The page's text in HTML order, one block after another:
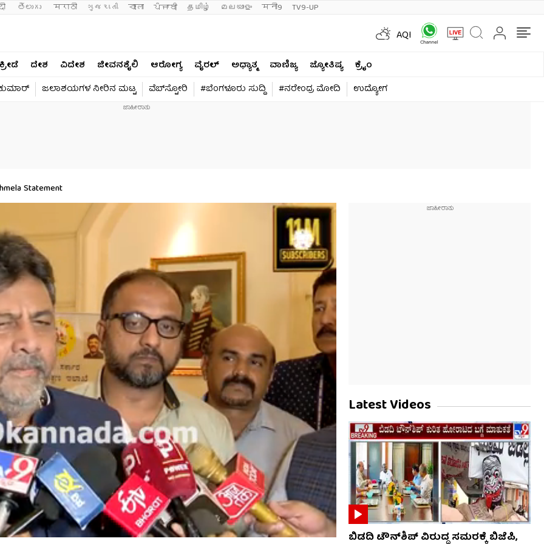
తెలుగు मराठी ગુજરાતી বাংলা ਪੰਜਾਬੀ தமிழ் മലയാളം मनी9 TV9-UP
AQI
ಕ್ರೀಡೆ ದೇಶ ವಿದೇಶ ಜೀವನಶೈಲಿ ಆರೋಗ್ಯ ವೈರಲ್​ ಅಧ್ಯಾತ್ಮ ವಾಣಿಜ್ಯ ಜ್ಯೋತಿಷ್ಯ
ಕ್ರೈಂ
ಜಲಾಶಯಗಳ ನೀರಿನ ಮಟ್ಟ ವೆಬ್​ಸ್ಟೋರಿ #ಬೆಂಗಳೂರು ಸುದ್ದಿ #ನರೇಂದ್ರ ಮೋದಿ ಉದ್ಯೋಗ
Statement
Latest Videos
ಬಿಡದಿ ಟೌನ್‌ಶಿಪ್ ವಿರುದ್ಧ ಸಮರಕ್ಕೆ ಬಿಜೆಪಿ,